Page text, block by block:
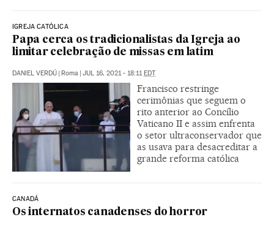
IGREJA CATÓLICA
Papa cerca os tradicionalistas da Igreja ao
limitar celebração de missas em latim
DANIEL VERDÚ | Roma | JUL 16, 2021 - 18:11EDT
Francisco restringe
cerimônias que seguem o
rito anterior ao Concílio
Vaticano II e assim enfrenta
o setor ultraconservador que
as usava para desacreditar a
grande reforma católica
CANADÁ
Os internatos canadenses do horror